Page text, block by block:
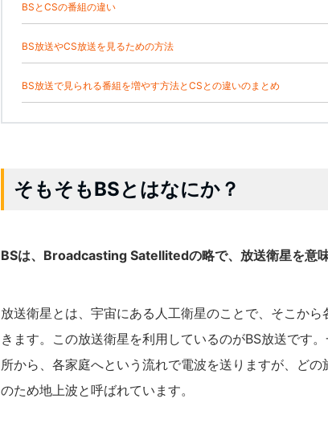
BSとCSの番組の違い
BS放送やCS放送を見るための方法
BS放送で見られる番組を増やす方法とCSとの違いのまとめ
そもそもBSとはなにか？
BSは、Broadcasting Satellitedの略で、放送衛星を意味
放送衛星とは、宇宙にある人工衛星のことで、そこか
きます。この放送衛星を利用しているのがBS放送です
所から、各家庭へという流れで電波を送りますが、ど
のため地上波と呼ばれています。